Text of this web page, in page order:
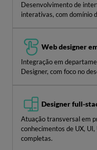
Desenvolvimento de
interativas, com domínio
Web designer
Integração em
Designer, com foco no
Designer full-
Atuação transversal em
conhecimentos de UX,
completas.